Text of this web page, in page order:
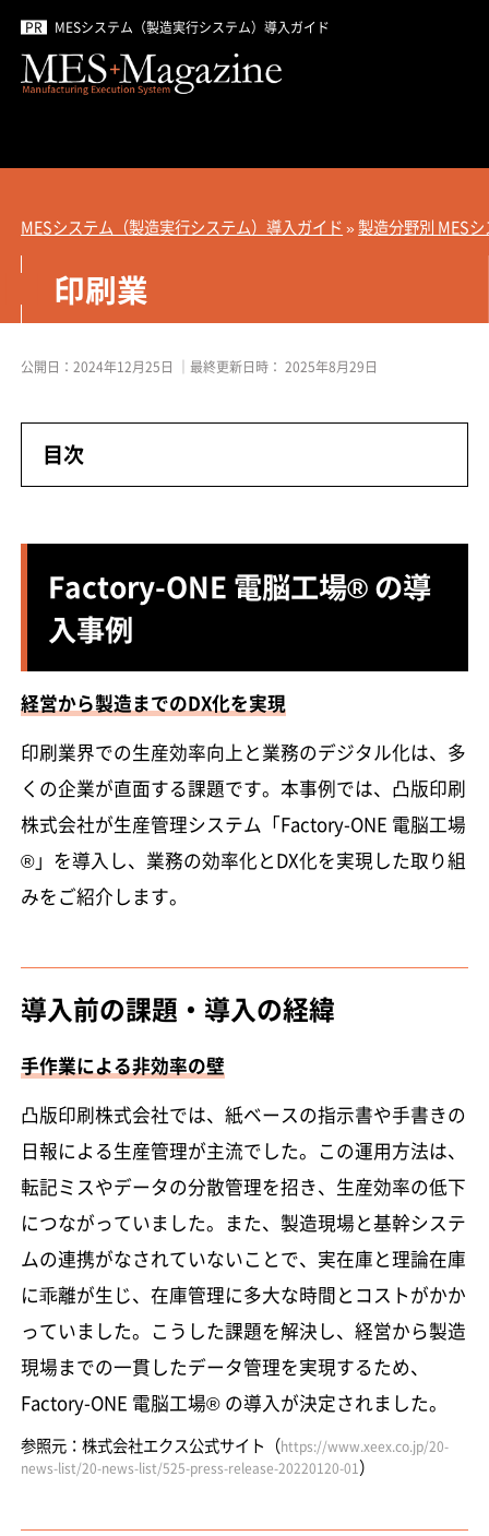
MESシステム（製造実行システム）導入ガイド
MESシステム（製造実行システム）導入ガイド»製造分野別 MES
印刷業
公開日：2024年12月25日 ｜最終更新日時：2025年8月29日
目次
Factory-ONE 電脳工場® の導
入事例
経営から製造までのDX化を実現
印刷業界での生産効率向上と業務のデジタル化は、多
くの企業が直面する課題です。本事例では、凸版印刷
株式会社が生産管理システム「Factory-ONE 電脳工場
®」を導入し、業務の効率化とDX化を実現した取り組
みをご紹介します。
導入前の課題・導入の経緯
手作業による非効率の壁
凸版印刷株式会社では、紙ベースの指示書や手書きの
日報による生産管理が主流でした。この運用方法は、
転記ミスやデータの分散管理を招き、生産効率の低下
につながっていました。また、製造現場と基幹システ
ムの連携がなされていないことで、実在庫と理論在庫
に乖離が生じ、在庫管理に多大な時間とコストがかか
っていました。こうした課題を解決し、経営から製造
現場までの一貫したデータ管理を実現するため、
Factory-ONE 電脳工場® の導入が決定されました。
参照元：株式会社エクス公式サイト（https://www.xeex.co.jp/20-
news-list/20-news-list/525-press-release-20220120-01）